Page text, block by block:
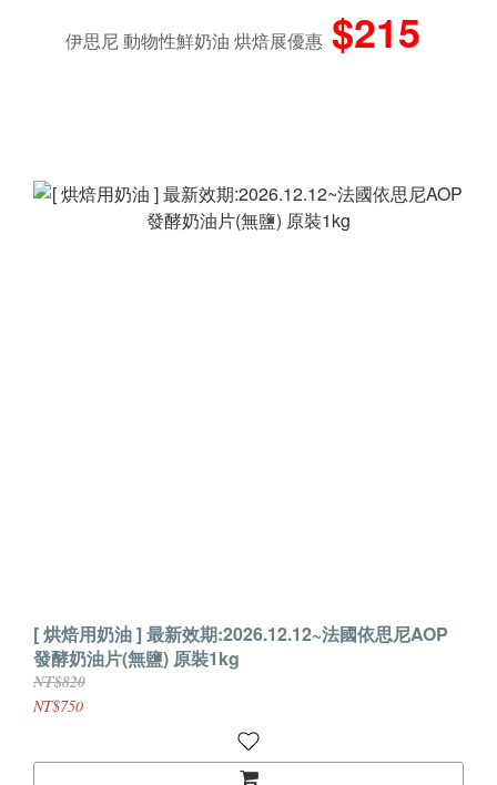
伊思尼 動物性鮮奶油 烘焙展優惠 $215
[ 烘焙用奶油 ] 最新效期:2026.12.12~法國依思尼AOP
發酵奶油片(無鹽) 原裝1kg
NT$820
NT$750